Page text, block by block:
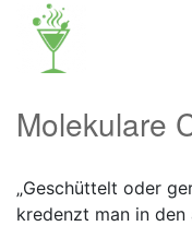
Molekulare
„Geschüttelt oder
kredenzt man in den